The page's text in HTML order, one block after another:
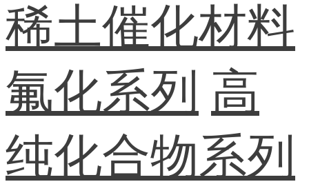
稀土催化材料
氟化系列 高
纯化合物系列